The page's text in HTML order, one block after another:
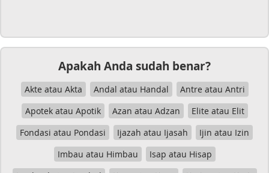
Apakah Anda sudah benar?
Akte atau Akta Andal atau Handal
Antre atau Antri
Apotek atau Apotik
Azan atau Adzan
Elite atau Elit
Fondasi atau Pondasi
Ijazah atau Ijasah
Ijin atau Izin
Imbau atau Himbau
Isap atau Hisap